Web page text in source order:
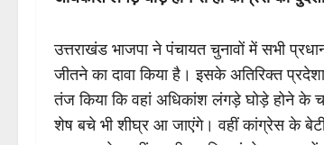
उत्तराखंड भाजपा ने पंचायत चुनावों में सभी
जीतने का दावा किया है। इसके अतिरिक्त
तंज किया कि वहां अधिकांश लंगड़े घोड़े होने के
शेष बचे भी शीघ्र आ जाएंगे। वहीं कांग्रेस के बेटी